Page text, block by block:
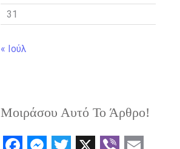
31
« Ιούλ
Μοιράσου Αυτό Το Άρθρο!